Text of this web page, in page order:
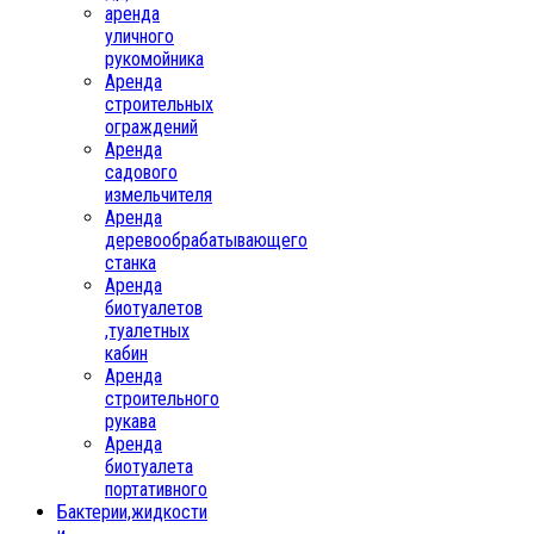
аренда
уличного
рукомойника
Аренда
строительных
ограждений
Аренда
садового
измельчителя
Аренда
деревообрабатывающего
станка
Аренда
биотуалетов
,туалетных
кабин
Аренда
строительного
рукава
Аренда
биотуалета
портативного
Бактерии,жидкости